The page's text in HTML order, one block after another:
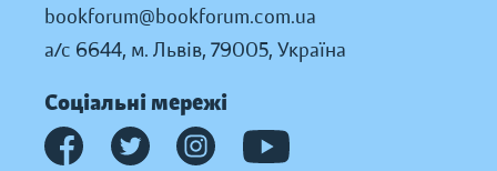
bookforum@bookforum.com.ua
а/с 6644, м. Львів, 79005, Україна
Соціальні мережі